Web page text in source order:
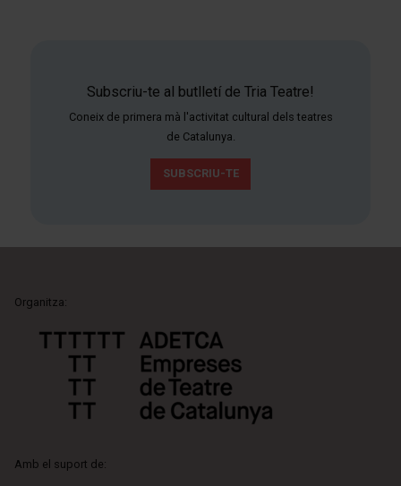
Subscriu-te al butlletí de Tria Teatre!
Coneix de primera mà l'activitat cultural dels teatres
de Catalunya.
SUBSCRIU-TE
Organitza:
Amb el suport de: